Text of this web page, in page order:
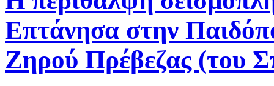
Επτάνησα στην
Ζηρού Πρέβεζας (του